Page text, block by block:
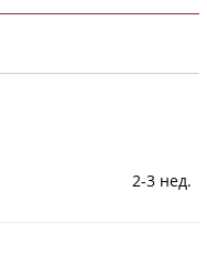
2-3 нед.